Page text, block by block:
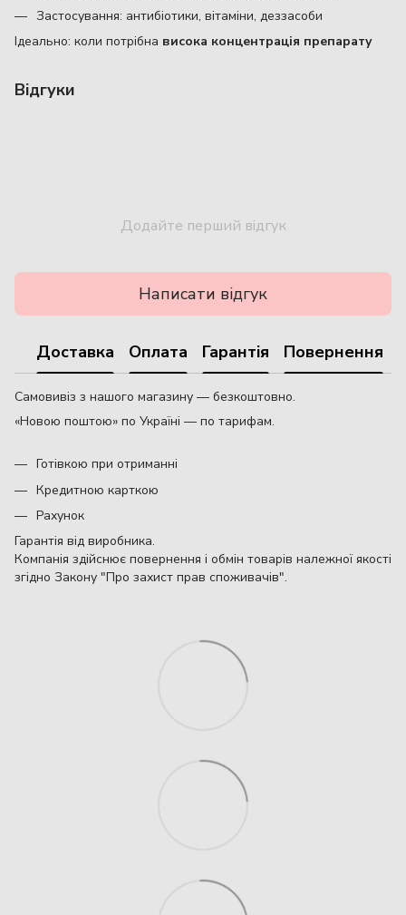
Застосування: антибіотики, вітаміни, деззасоби
Ідеально: коли потрібна висока концентрація препарату
Відгуки
Додайте перший відгук
Написати відгук
Доставка Оплата Гарантія Повернення
Самовивіз з нашого магазину — безкоштовно.
«Новою поштою» по Україні — по тарифам.
Готівкою при отриманні
Кредитною карткою
Рахунок
Гарантія від виробника.
Компанія здійснює повернення і обмін товарів належної якості
згідно Закону "Про захист прав споживачів".